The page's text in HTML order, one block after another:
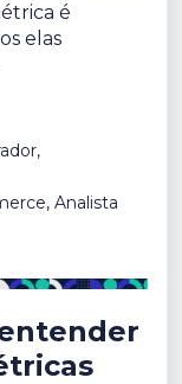
é
elas
Analista